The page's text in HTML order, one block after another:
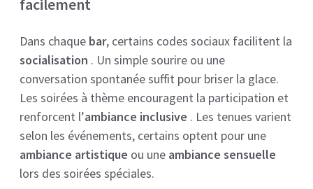
facilement
Dans chaque bar, certains codes sociaux facilitent la
socialisation . Un simple sourire ou une
conversation spontanée suffit pour briser la glace.
Les soirées à thème encouragent la participation et
renforcent l’ambiance inclusive . Les tenues varient
selon les événements, certains optent pour une
ambiance artistique ou une ambiance sensuelle
lors des soirées spéciales.